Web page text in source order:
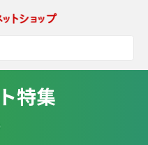
特集